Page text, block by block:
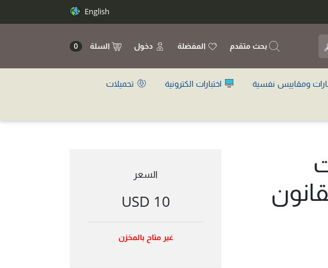
English
بحث متقدم المفضلة دخول السلة 0
ومقاييس نفسية اختبارات الكترونية
تحميلات
السعر
10 USD
غير متاح بالمخزن